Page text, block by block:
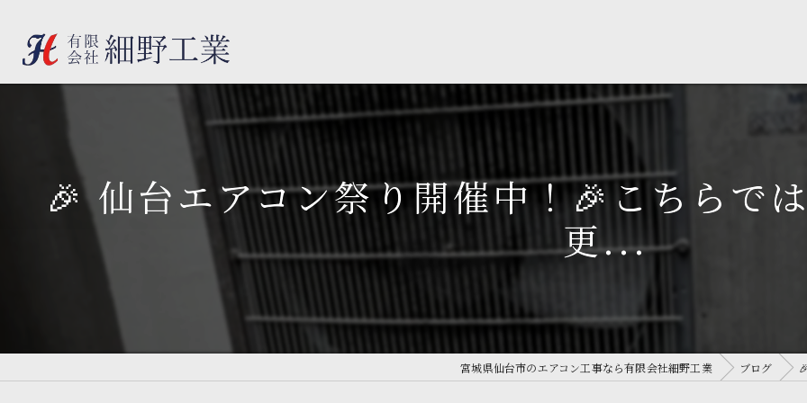
🎉 仙台エアコン祭り開催中！🎉こちらで
更...
宮城県仙台市のエアコン工事なら有限会社細野工業 ブログ